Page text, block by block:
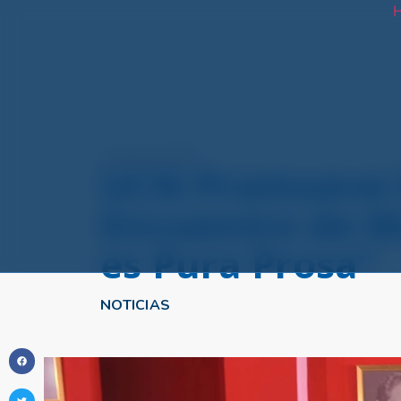
NOTICIAS
UCN
Encuentro de
es Pura Prosa”